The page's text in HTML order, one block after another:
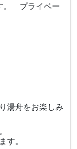
。 プライベー
湯舟をお楽しみ
す。